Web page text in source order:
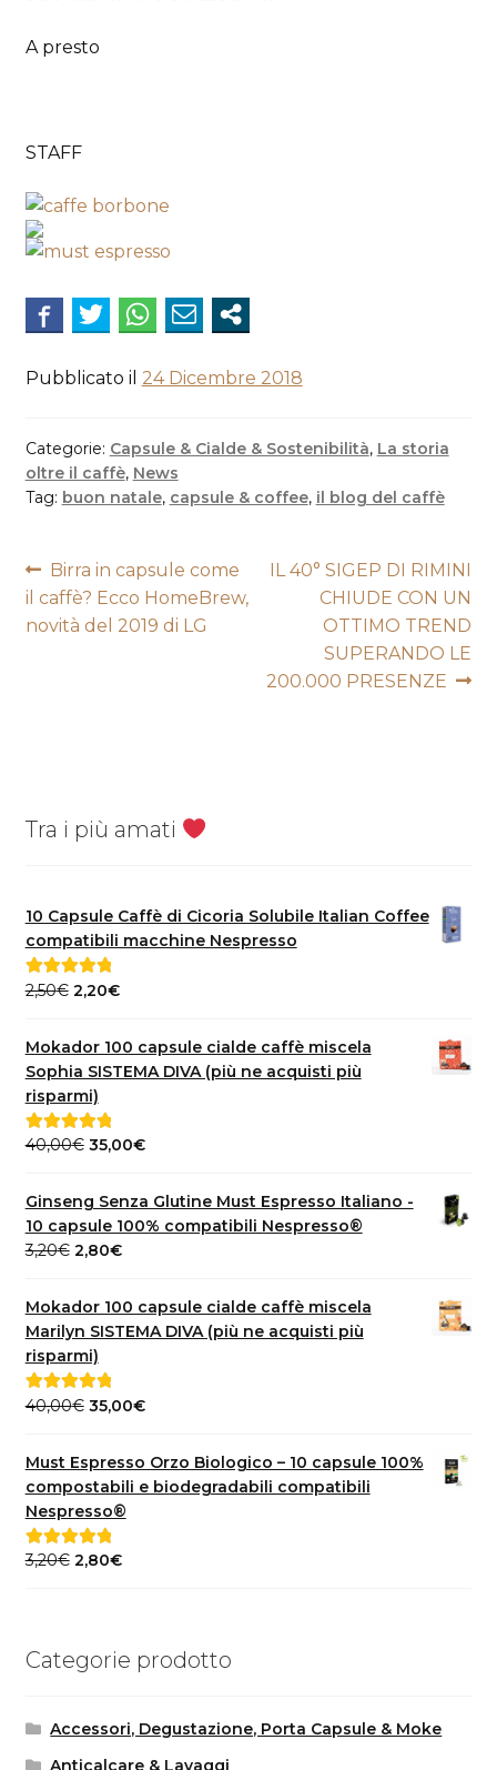
A presto
STAFF
Pubblicato il 24 Dicembre 2018
Categorie: Capsule & Cialde & Sostenibilità, La storia
oltre il caffè, News
Tag: buon natale, capsule & coffee, il blog del caffè
Navigazione
articoli
Articolo
precedente:
Birra in capsule come
il caffè? Ecco HomeBrew,
novità del 2019 di LG
Articolo
successivo:
IL 40° SIGEP DI RIMINI
CHIUDE CON UN
OTTIMO TREND
SUPERANDO LE
200.000 PRESENZE
Tra i più amati
10 Capsule Caffè di Cicoria Solubile Italian Coffee
compatibili macchine Nespresso
Valutato5.00
2,50€ Il
originale
era:
2,50€.
2,20€Il
attuale
è:
Mokador 100 capsule cialde caffè miscela
Sophia SISTEMA DIVA (più ne acquisti più
risparmi)
Valutato5.00
40,00€ Il
originale
era:
40,00€.
35,00€Il
attuale
è:
Ginseng Senza Glutine Must Espresso Italiano -
10 capsule 100% compatibili Nespresso®
3,20€ Il
originale
era:
3,20€.
2,80€Il
attuale
è:
Mokador 100 capsule cialde caffè miscela
Marilyn SISTEMA DIVA (più ne acquisti più
risparmi)
Valutato5.00
40,00€ Il
originale
era:
40,00€.
35,00€Il
attuale
è:
Must Espresso Orzo Biologico – 10 capsule 100%
compostabili e biodegradabili compatibili
Nespresso®
Valutato5.00
3,20€ Il
3,20€.
2,80€Il
2,80€.
Categorie prodotto
Accessori, Degustazione, Porta Capsule & Moke
Anticalcare & Lavaggi